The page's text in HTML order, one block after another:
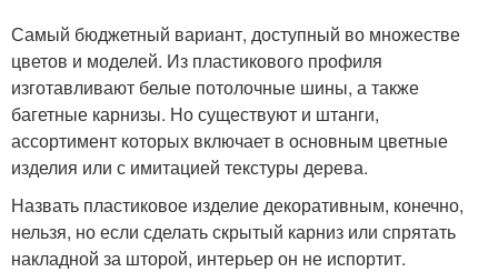
Самый бюджетный вариант, доступный во множестве
цветов и моделей. Из пластикового профиля
изготавливают белые потолочные шины, а также
багетные карнизы. Но существуют и штанги,
ассортимент которых включает в основным цветные
изделия или с имитацией текстуры дерева.
Назвать пластиковое изделие декоративным, конечно,
нельзя, но если сделать скрытый карниз или спрятать
накладной за шторой, интерьер он не испортит.